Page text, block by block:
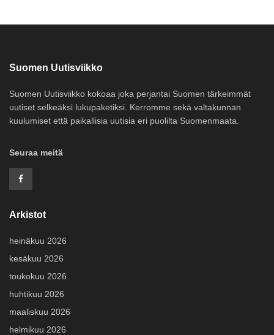
Suomen Uutisviikko
Suomen Uutisviikko kokoaa joka perjantai Suomen tärkeimmät
uutiset selkeäksi lukupaketiksi. Kerromme sekä valtakunnan
kuulumiset että paikallisia uutisia eri puolilta Suomenmaata.
Seuraa meitä
Arkistot
heinäkuu 2026
kesäkuu 2026
toukokuu 2026
huhtikuu 2026
maaliskuu 2026
helmikuu 2026